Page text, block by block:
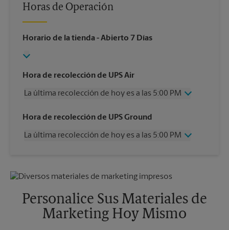
Horas de Operación
Horario de la tienda - Abierto 7 Días
Hora de recolección de UPS Air
La última recolección de hoy es a las 5:00 PM
Miércoles
5:00 PM
Viernes
5:00 PM
Hora de recolección de UPS Ground
La última recolección de hoy es a las 5:00 PM
Viernes
5:00 PM
Domingo
Sin Recolección
Lunes
5:00 PM
Personalice Sus Materiales de
Marketing Hoy Mismo